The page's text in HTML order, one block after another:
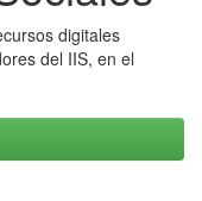
digitales
del IIS, en el